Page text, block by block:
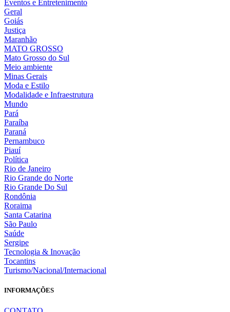
Eventos e Entretenimento
Geral
Goiás
Justiça
Maranhão
MATO GROSSO
Mato Grosso do Sul
Meio ambiente
Minas Gerais
Moda e Estilo
Modalidade e Infraestrutura
Mundo
Pará
Paraíba
Paraná
Pernambuco
Piauí
Política
Rio de Janeiro
Rio Grande do Norte
Rio Grande Do Sul
Rondônia
Roraima
Santa Catarina
São Paulo
Saúde
Sergipe
Tecnologia & Inovação
Tocantins
Turismo/Nacional/Internacional
INFORMAÇÕES